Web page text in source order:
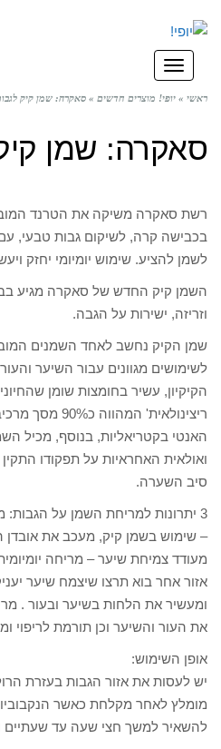
תפריט
ראשי » יופי! מוצרים חדשים » סאקרה: שמן קיק
סאקרה: שמן
רשת סאקרה משיקה את הטרנד
בכבישה קרה, לשיקום גבות טבעי,
לשמן להציע. שימוש יומיומי יחזק
השמן קיק החדש של סאקרה מגיע
וזריזה, ישירות על הגבה.
שמן הקיק נחשב לאחד השמנים
לשימושים מגוונים עבור השיער
הקיקיון, עשיר בחומצות שומן
ריצינולאית'
האנטי בקטריאליות, בנוסף, מכיל
ואולאית האחראיות על תפקודו
סיב השערה.
3 יתרונות למריחת השמן על
– שימוש בשמן קיק, מעכב את אובדן
מעודד צמיחת שיער – מריחה
אזור אחר בוא תרצו שיצמח שיער
ומעשיר את הלחות בשיער ובעור .
את העור והשיער וכן תורמת לריפוי
אופן השימוש:
יש לעסות את אזור הגבות בעזרת
מומלץ לאחר מקלחת כאשר
להשאיר למשך חצי שעה עד שעתיים